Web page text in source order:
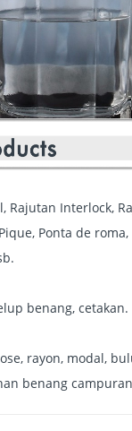
Rajutan Interlock,
Ponta de
benang, cetakan.
rayon, modal,
benang